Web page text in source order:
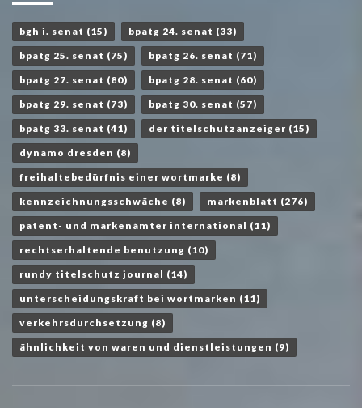
bgh i. senat (15) bpatg 24. senat (33)
bpatg 25. senat (75) bpatg 26. senat (71)
bpatg 27. senat (80) bpatg 28. senat (60)
bpatg 29. senat (73) bpatg 30. senat (57)
bpatg 33. senat (41) der titelschutzanzeiger (15)
dynamo dresden (8)
freihaltebedürfnis einer wortmarke (8)
kennzeichnungsschwäche (8) markenblatt (276)
patent- und markenämter international (11)
rechtserhaltende benutzung (10)
rundy titelschutz journal (14)
unterscheidungskraft bei wortmarken (11)
verkehrsdurchsetzung (8)
ähnlichkeit von waren und dienstleistungen (9)